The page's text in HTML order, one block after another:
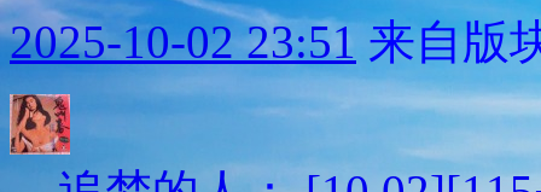
2025-10-02 23:51 来自版